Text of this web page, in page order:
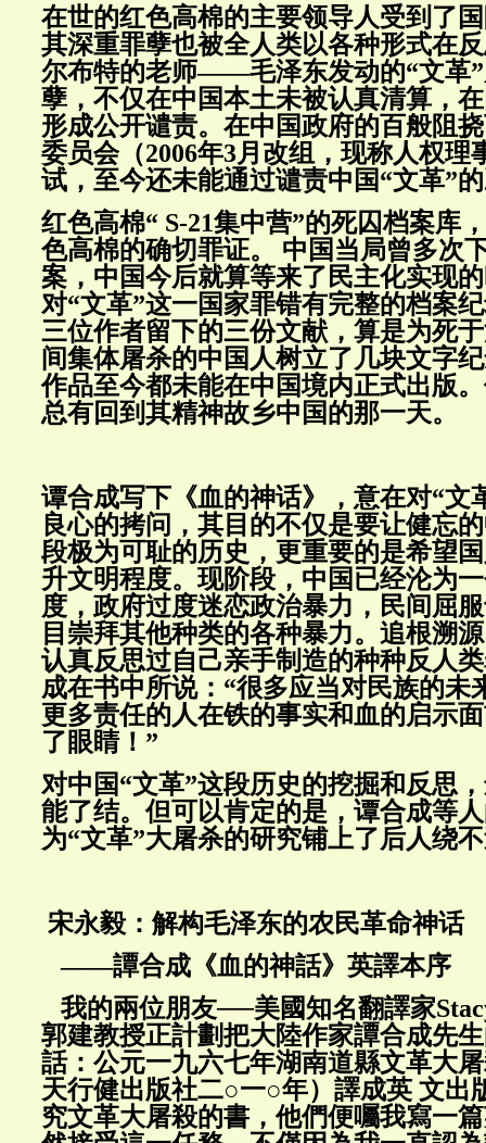
在世的红色高棉的主要领导人受到了
其深重罪孽也被全人类以各种形式在
尔布特的老师——毛泽东发动的“文革
孽，不仅在中国本土未被认真清算，
形成公开谴责。在中国政府的百般阻
委员会（2006年3月改组，现称人权理
试，至今还未能通过谴责中国“文革”
红色高棉“ S-21集中营”的死囚档案库
色高棉的确切罪证。 中国当局曾多次
案，中国今后就算等来了民主化实现
对“文革”这一国家罪错有完整的档案
三位作者留下的三份文献，算是为死于
间集体屠杀的中国人树立了几块文字
作品至今都未能在中国境内正式出版
总有回到其精神故乡中国的那一天。
谭合成写下《血的神话》，意在对“文
良心的拷问，其目的不仅是要让健忘
段极为可耻的历史，更重要的是希望
升文明程度。现阶段，中国已经沦为
度，政府过度迷恋政治暴力，民间屈
目崇拜其他种类的各种暴力。追根溯
认真反思过自己亲手制造的种种反人
成在书中所说：“很多应当对民族的未
更多责任的人在铁的事实和血的启示
了眼睛！”
对中国“文革”这段历史的挖掘和反思
能了结。但可以肯定的是，谭合成等
为“文革”大屠杀的研究铺上了后人绕
宋永毅：解构毛泽东的农民革命神话
——譚合成《血的神話》英譯本序
我的兩位朋友──美國知名翻譯家
郭建教授正計劃把大陸作家譚合成先
話：公元一九六七年湖南道縣文革大
天行健出版社二○一○年）譯成英 文出
究文革大屠殺的書，他們便囑我寫一